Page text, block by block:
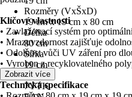
Rozměry (VxŠxD)
19 cm x 19 cm x 80 cm
Délka
80 cm
Šířka
19 cm
KČZ
7YTK
Klíčové vlastnosti
• Zavlažovací systém pro
• Mrazuvzdornost zajišťuje
• Odolnost vůči UV záření pro
• Vyroben z recyklovatelného
Technická specifikace
Zobrazit více